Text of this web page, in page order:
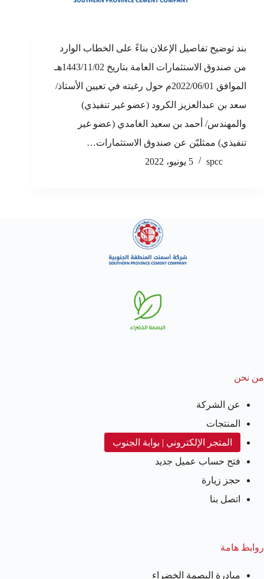
بند توضيح تفاصيل الإعلان بناءً على الخطاب الوارد
من صندوق الاستثمارات العامة بتاريخ 1443/11/02هـ
الموافق 2022/06/01م حول رغبته في تعيين الأستاذ/
سعد بن عبدالعزيز الكرود (عضو غير تنفيذي)
والمهندس/ أحمد بن سعيد الغامدي (عضو غير
تنفيذي) ممثليّن عن صندوق الاستثمارات…
spcc
5 يونيو، 2022
من نحن
عن الشركة
المنتجات
المتجر الإلكتروني | بوابة الجنوب
فتح حساب عميل جديد
حجز زيارة
اتصل بنا
روابط هامة
مبادرة البصمة الخضراء